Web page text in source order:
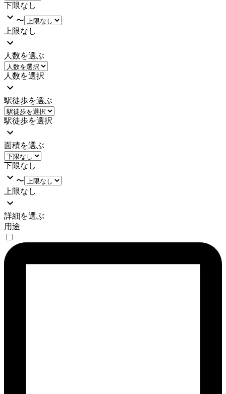
下限なし
〜
上限なし
人数を選ぶ
人数を選択
駅徒歩を選ぶ
駅徒歩を選択
面積を選ぶ
下限なし
〜
上限なし
詳細を選ぶ
用途